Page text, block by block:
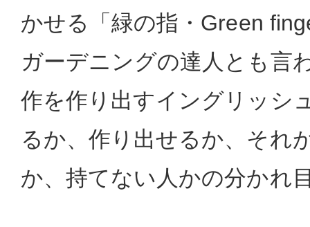
かせる「緑の指・Green
ガーデニングの達人とも言
作を作り出すイングリッシ
るか、作り出せるか、それ
か、持てない人かの分かれ